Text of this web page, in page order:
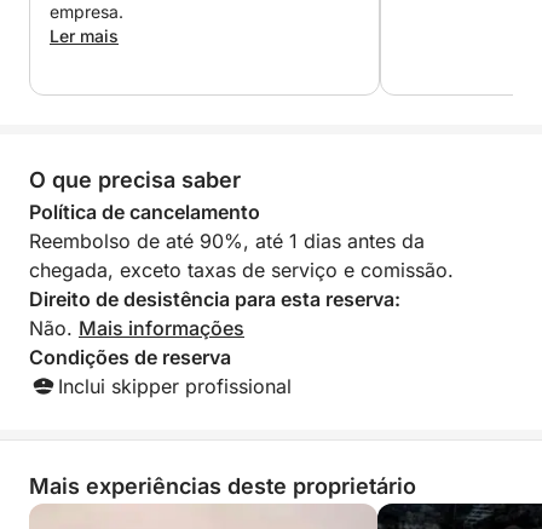
empresa.
Ler mais
O que precisa saber
Política de cancelamento
Reembolso de até 90%, até 1 dias antes da
chegada, exceto taxas de serviço e comissão.
Direito de desistência para esta reserva:
Não. Mais informações
Condições de reserva
Inclui skipper profissional
Mais experiências deste proprietário